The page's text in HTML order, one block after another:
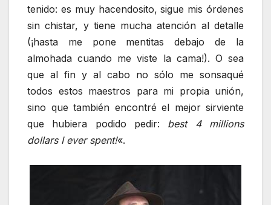
tenido: es muy hacendosito, sigue mis órdenes
sin chistar, y tiene mucha atención al detalle
(¡hasta me pone mentitas debajo de la
almohada cuando me viste la cama!). O sea
que al fin y al cabo no sólo me sonsaqué
todos estos maestros para mi propia unión,
sino que también encontré el mejor sirviente
que hubiera podido pedir: best 4 millions
dollars I ever spent!«.